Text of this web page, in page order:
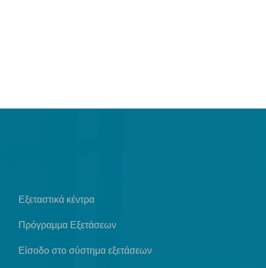
Εξεταστικά κέντρα
Πρόγραμμα Εξετάσεων
Είσοδο στο σύστημα εξετάσεων